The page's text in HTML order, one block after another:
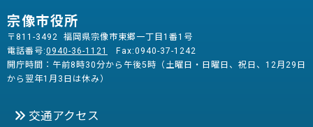
宗像市役所
〒811-3492 福岡県宗像市東郷一丁目1番1号
電話番号:0940-36-1121
Fax:0940-37-1242
開庁時間：午前8時30分から午後5時（土曜日・日曜日、祝日、12月29日
から翌年1月3日は休み）
交通アクセス